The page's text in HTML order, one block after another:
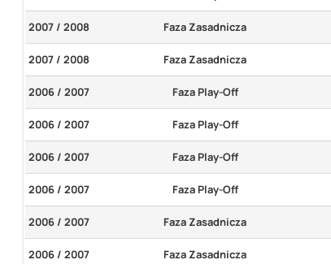
2007 / 2008 Faza Zasadnicza
2007 / 2008 Faza Zasadnicza
2006 / 2007 Faza Play-Off
2006 / 2007 Faza Play-Off
2006 / 2007 Faza Play-Off
2006 / 2007 Faza Play-Off
2006 / 2007 Faza Zasadnicza
2006 / 2007 Faza Zasadnicza